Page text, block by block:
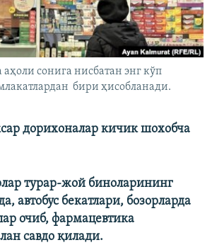
сонига нисбатан энг кўп
бири ҳисобланади.
дорихоналар кичик шохобча
турар-жой биноларининг
автобус бекатлари, бозорларда
очиб, фармацевтика
савдо қилади.